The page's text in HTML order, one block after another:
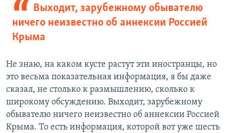
Выходит, зарубежному обывателю
ничего неизвестно об аннексии Россией
Крыма
Не знаю, на каком кусте растут эти иностранцы, но
это весьма показательная информация, я бы даже
сказал, не столько к размышлению, сколько к
широкому обсуждению. Выходит, зарубежному
обывателю ничего неизвестно об аннексии Россией
Крыма. То есть информация, которой вот уже шесть